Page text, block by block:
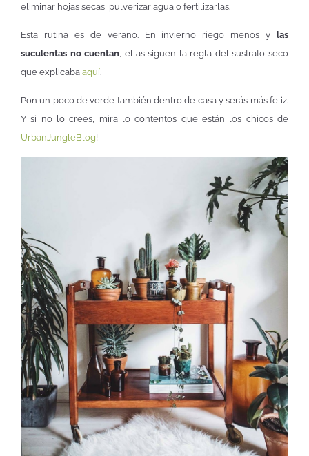
eliminar hojas secas, pulverizar agua o fertilizarlas.
Esta rutina es de verano. En invierno riego menos y las
suculentas no cuentan, ellas siguen la regla del sustrato seco
que explicaba aquí.
Pon un poco de verde también dentro de casa y serás más feliz.
Y si no lo crees, mira lo contentos que están los chicos de
UrbanJungleBlog!